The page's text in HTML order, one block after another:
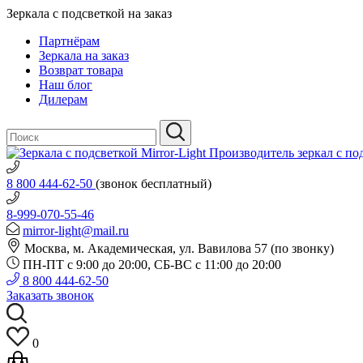
Зеркала с подсветкой на заказ
Партнёрам
Зеркала на заказ
Возврат товара
Наш блог
Дилерам
Производитель зеркал с
8 800 444-62-50 (звонок бесплатный)
8-999-070-55-46
mirror-light@mail.ru
Москва, м. Академическая, ул. Вавилова 57 (по звонку)
ПН-ПТ с 9:00 до 20:00, СБ-ВС с 11:00 до 20:00
8 800 444-62-50
Заказать звонок
0